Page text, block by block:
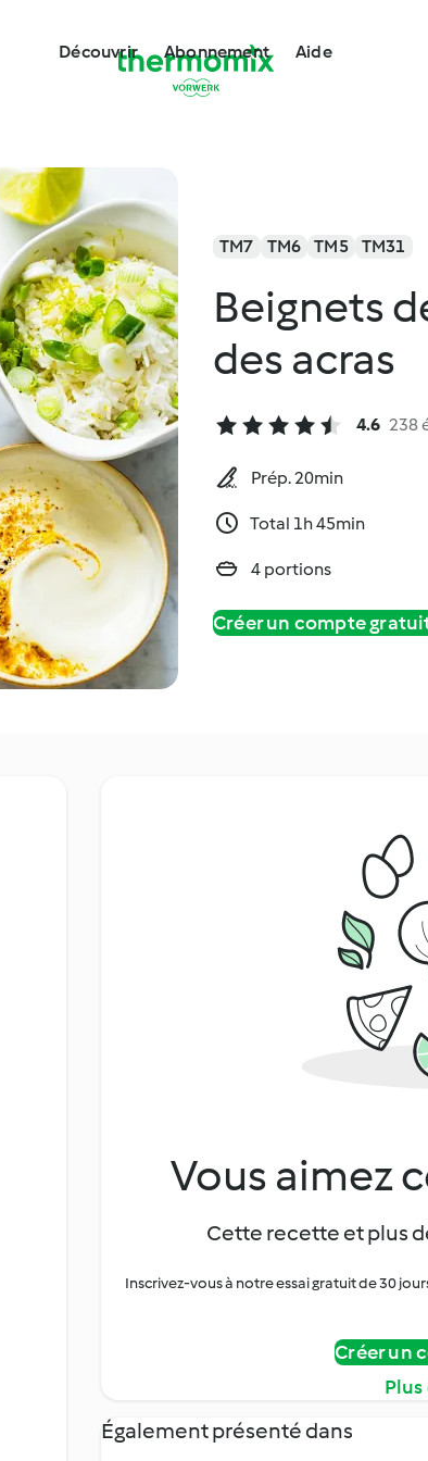
Découvrir Abonnement Aide
TM7 TM6 TM5 TM31
Beignets
des acras
4.6 238
Prép. 20min
Total 1h 45min
4 portions
Créer un compte
Vous aimez
Cette recette et plus
Inscrivez-vous à notre essai gratuit de 30
Créer un
Également présenté dans